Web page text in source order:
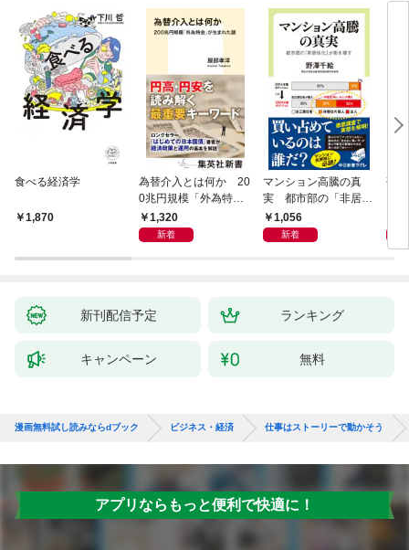
食べる経済学
1,870
為替介入とは何か 20
0兆円規模「外為特
会」が生まれた謎
1,320
新着
マンション高騰の真
実 都市部の「非居住
化」が街を壊す
1,056
新着
研
新刊配信予定 ランキング
キャンペーン 無料
漫画無料試し読みならdブック ビジネス・経済 仕事はストーリーで動かそう
アプリならもっと便利で快適に！